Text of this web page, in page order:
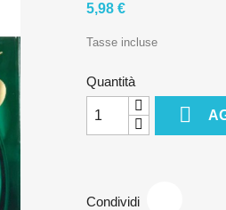
5,98 €
Tasse incluse
Quantità

Condividi